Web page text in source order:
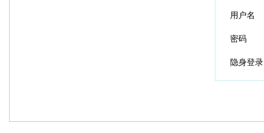
用户名
密码
隐身登录